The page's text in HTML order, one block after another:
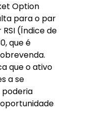
Option
para o par
(Índice de
que é
que o ativo
a se